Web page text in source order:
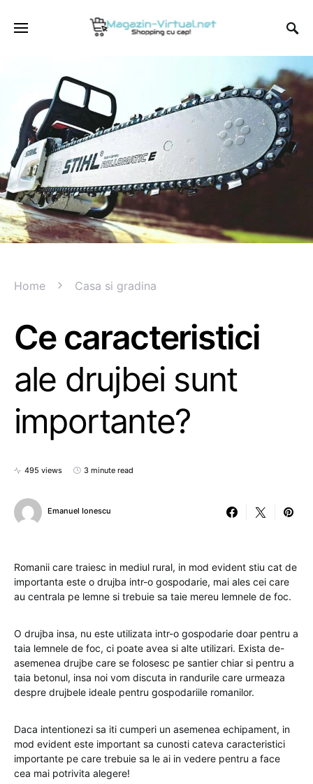
Home Casa si gradina
Ce caracteristici
ale drujbei sunt
importante?
495 views 3 minute read
Emanuel Ionescu
Romanii care traiesc in mediul rural, in mod evident stiu cat de
importanta este o drujba intr-o gospodarie, mai ales cei care
au centrala pe lemne si trebuie sa taie mereu lemnele de foc.
O drujba insa, nu este utilizata intr-o gospodarie doar pentru a
taia lemnele de foc, ci poate avea si alte utilizari. Exista de-
asemenea drujbe care se folosesc pe santier chiar si pentru a
taia betonul, insa noi vom discuta in randurile care urmeaza
despre drujbele ideale pentru gospodariile romanilor.
Daca intentionezi sa iti cumperi un asemenea echipament, in
mod evident este important sa cunosti cateva caracteristici
importante pe care trebuie sa le ai in vedere pentru a face
cea mai potrivita alegere!